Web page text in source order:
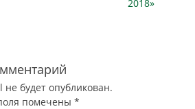
2018»
будет опубликован.
помечены *